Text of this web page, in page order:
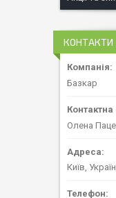
КОНТАКТИ
Базкар
Олена
Київ,